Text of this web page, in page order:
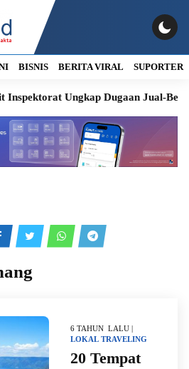
BISNIS BERITA VIRAL SUPORTER
Ungkap Dugaan Jual-Beli
6 TAHUN LALU |
LOKAL TRAVELING
20 Tempat